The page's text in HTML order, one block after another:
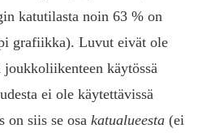
katutilasta noin 63 % on
grafiikka). Luvut eivät ole
käytössä
ei ole käytettävissä
on siis se osa katualueesta (ei